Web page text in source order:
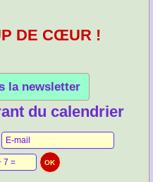
DE CŒUR !
la newsletter
du calendrier